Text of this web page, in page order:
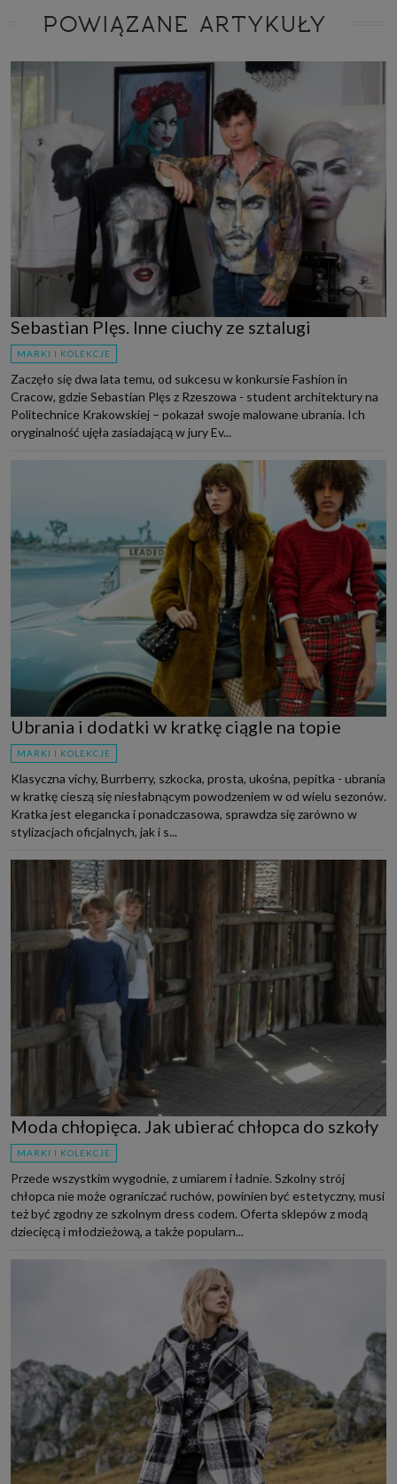
POWIĄZANE ARTYKUŁY
Sebastian Plęs. Inne ciuchy ze sztalugi
MARKI I KOLEKCJE
Zaczęło się dwa lata temu, od sukcesu w konkursie Fashion in
Cracow, gdzie Sebastian Plęs z Rzeszowa - student architektury na
Politechnice Krakowskiej – pokazał swoje malowane ubrania. Ich
oryginalność ujęła zasiadającą w jury Ev...
Ubrania i dodatki w kratkę ciągle na topie
MARKI I KOLEKCJE
Klasyczna vichy, Burrberry, szkocka, prosta, ukośna, pepitka - ubrania
w kratkę cieszą się niesłabnącym powodzeniem w od wielu sezonów.
Kratka jest elegancka i ponadczasowa, sprawdza się zarówno w
stylizacjach oficjalnych, jak i s...
Moda chłopięca. Jak ubierać chłopca do szkoły
MARKI I KOLEKCJE
Przede wszystkim wygodnie, z umiarem i ładnie. Szkolny strój
chłopca nie może ograniczać ruchów, powinien być estetyczny, musi
też być zgodny ze szkolnym dress codem. Oferta sklepów z modą
dziecięcą i młodzieżową, a także popularn...